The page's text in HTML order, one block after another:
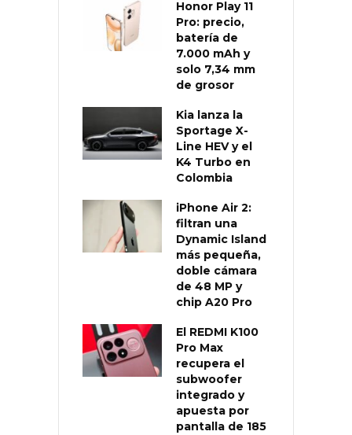
Honor Play 11
Pro: precio,
batería de
7.000 mAh y
solo 7,34 mm
de grosor
Kia lanza la
Sportage X-
Line HEV y el
K4 Turbo en
Colombia
iPhone Air 2:
filtran una
Dynamic Island
más pequeña,
doble cámara
de 48 MP y
chip A20 Pro
El REDMI K100
Pro Max
recupera el
subwoofer
integrado y
apuesta por
pantalla de 185